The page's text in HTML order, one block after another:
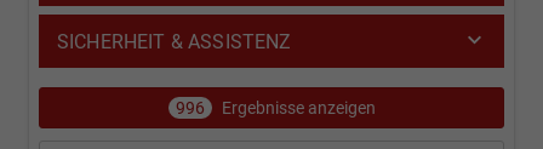
SICHERHEIT & ASSISTENZ
996 Ergebnisse anzeigen